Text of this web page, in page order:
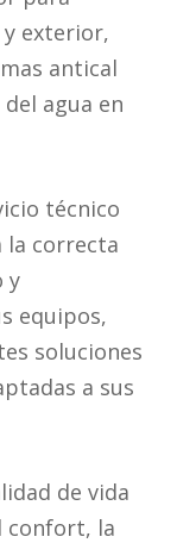
exterior,
antical
agua en
técnico
la correcta
y
equipos,
soluciones
a sus
de vida
confort, la